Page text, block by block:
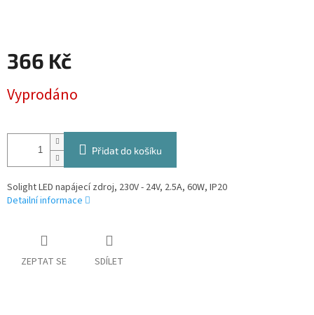
366 Kč
cena:
Vyprodáno
Přidat do košíku
Solight LED napájecí zdroj, 230V - 24V, 2.5A, 60W, IP20
Detailní informace
ZEPTAT SE SDÍLET